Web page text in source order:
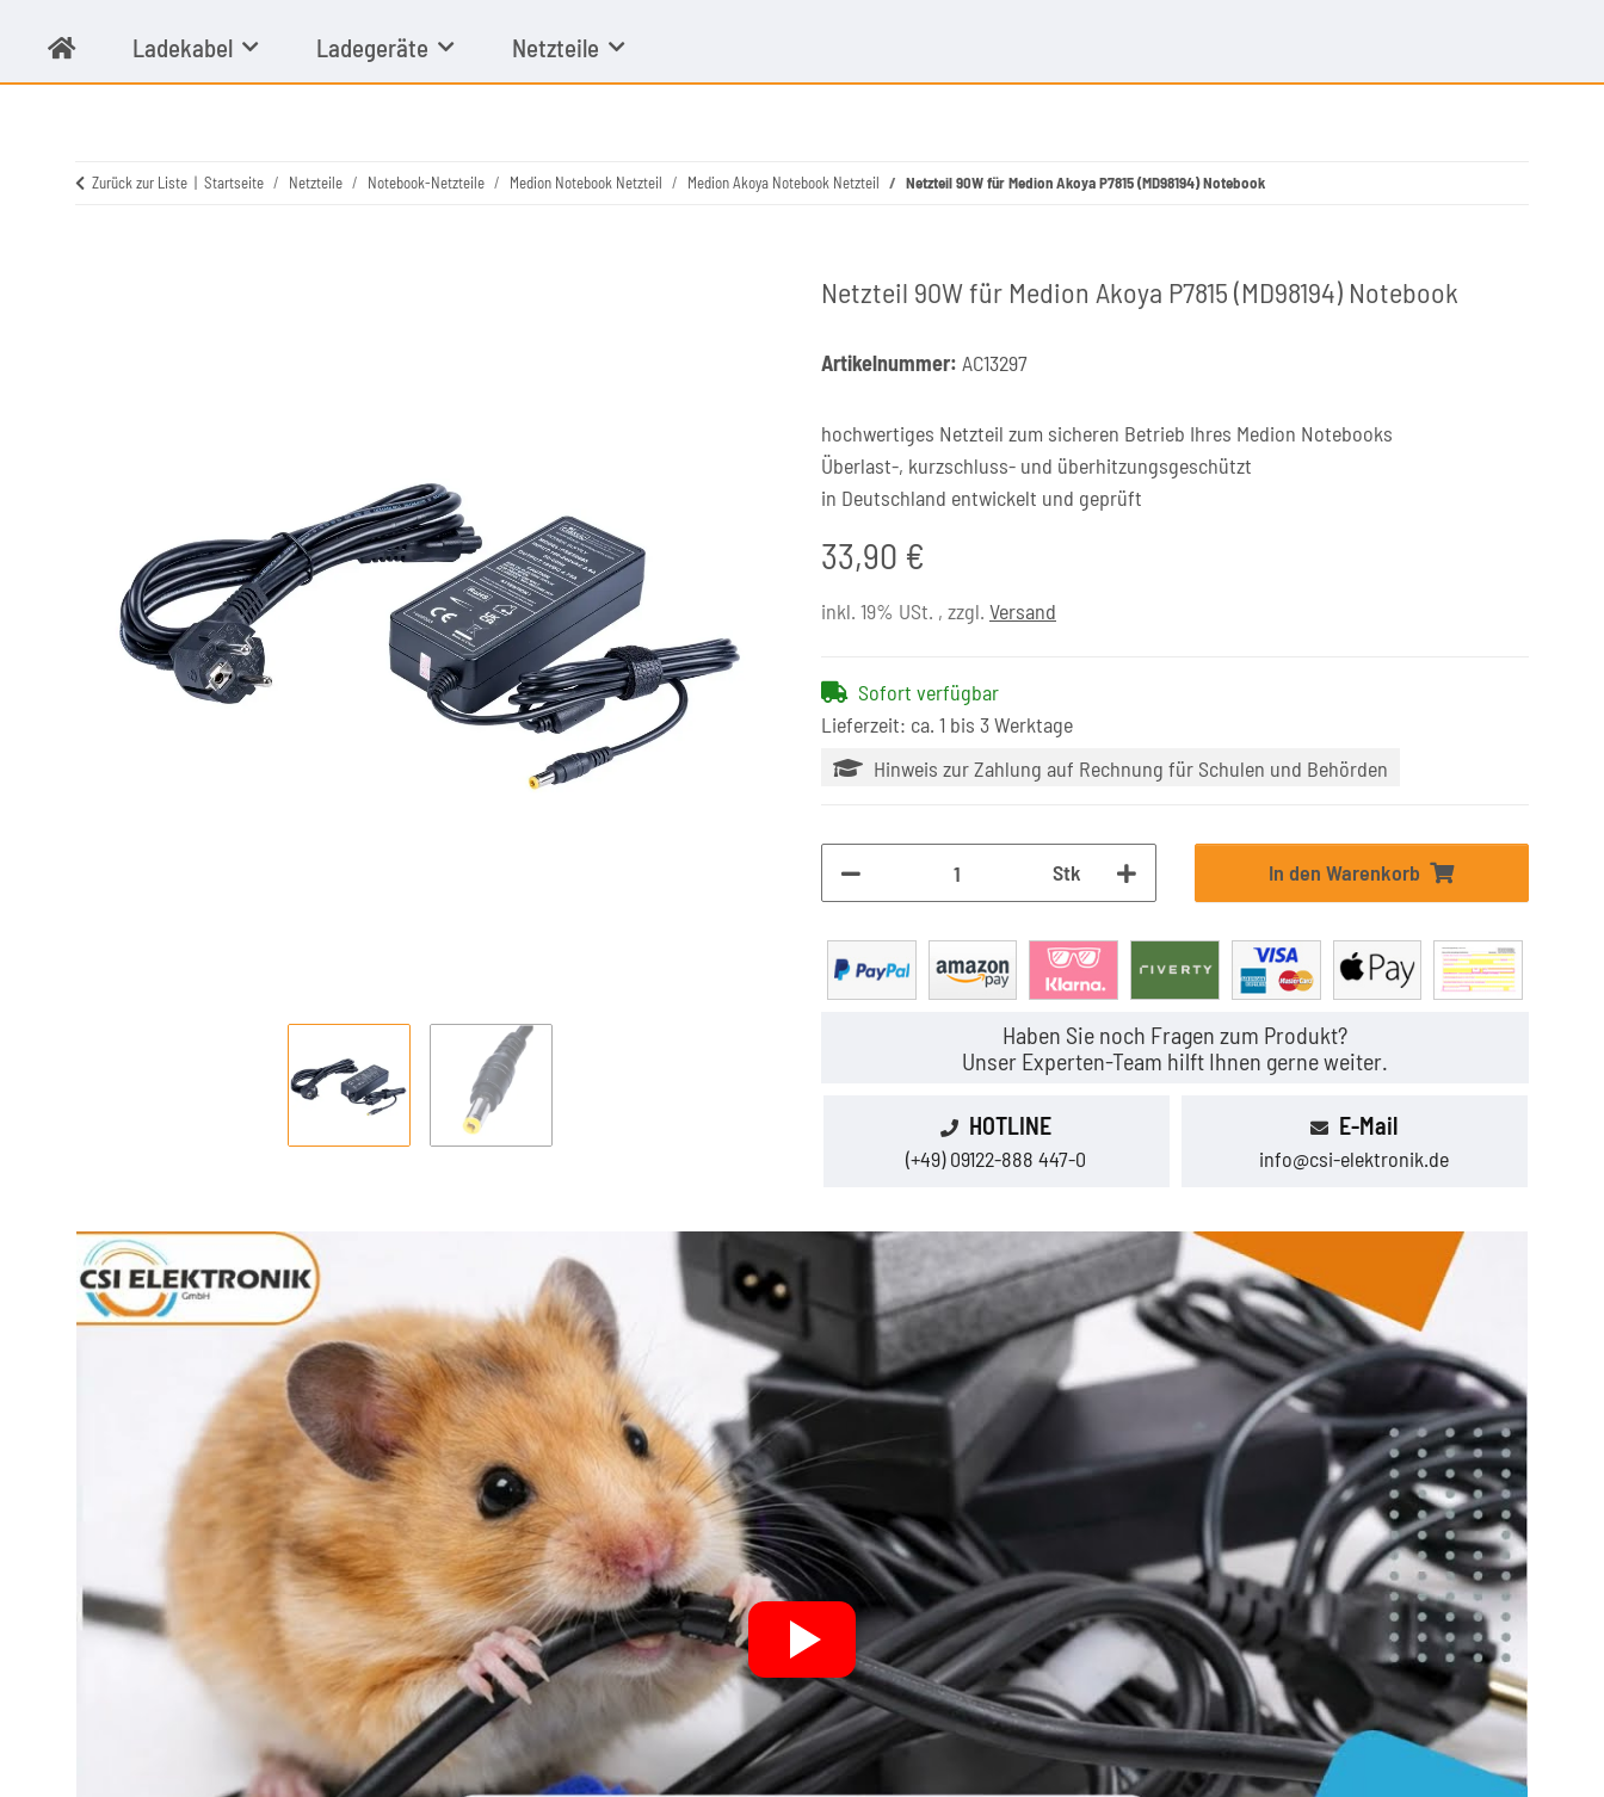
Ladekabel Ladegeräte Netzteile
Zurück zur Liste Startseite Netzteile Notebook-Netzteile Medion Notebook Netzteil Medion Akoya Notebook Netzteil Netzteil 90W für Medion Akoya P7815 (MD98194) Notebook
Netzteil 90W für Medion Akoya P7815 (MD98194) Notebook
Artikelnummer: AC13297
hochwertiges Netzteil zum sicheren Betrieb Ihres Medion Notebooks
Überlast-, kurzschluss- und überhitzungsgeschützt
in Deutschland entwickelt und geprüft
33,90 €
inkl. 19% USt. , zzgl. Versand
Sofort verfügbar
Lieferzeit: ca. 1 bis 3 Werktage
Hinweis zur Zahlung auf Rechnung für Schulen und Behörden
Stk In den Warenkorb
Haben Sie noch Fragen zum Produkt?
Unser Experten-Team hilft Ihnen gerne weiter.
HOTLINE
(+49) 09122-888 447-0
E-Mail
info@csi-elektronik.de